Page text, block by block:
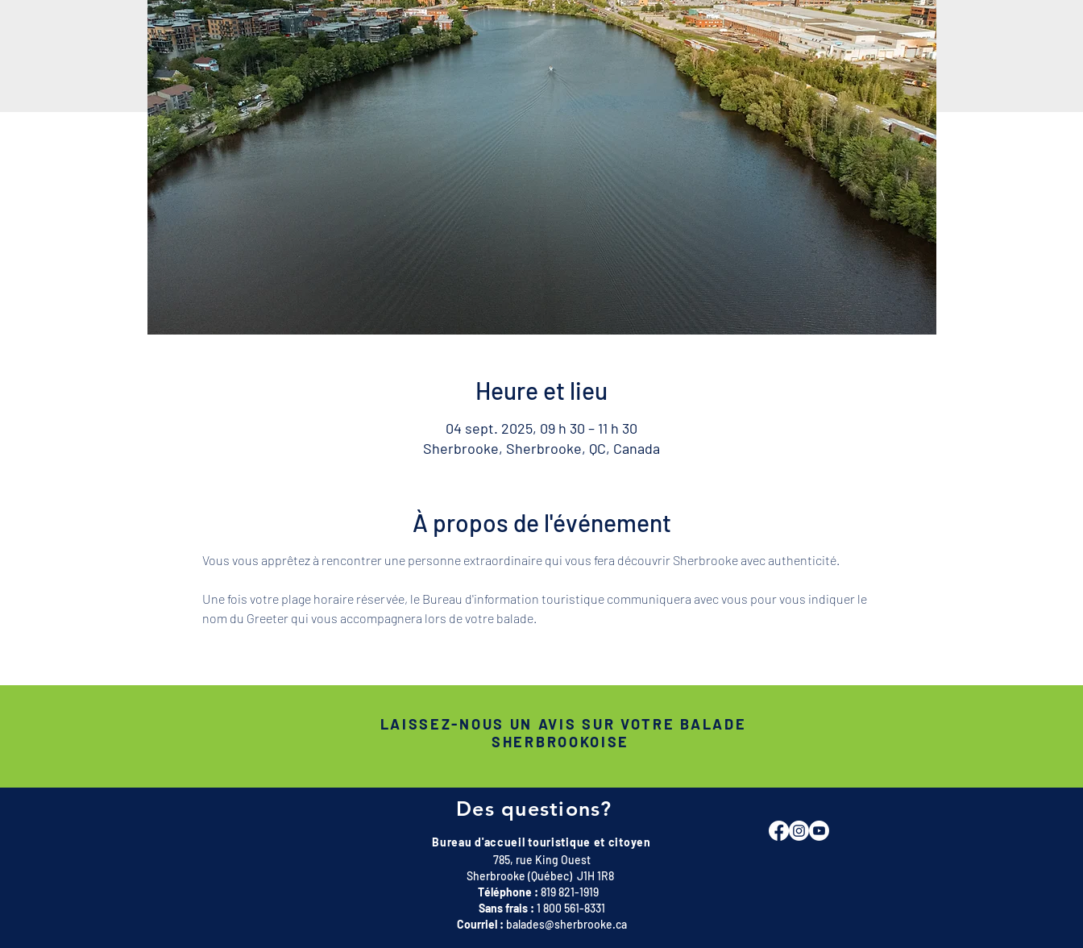
Heure et lieu
04 sept. 2025, 09 h 30 – 11 h 30
Sherbrooke, Sherbrooke, QC, Canada
À propos de l'événement
Vous vous apprêtez à rencontrer une personne extraordinaire qui vous fera découvrir Sherbrooke avec authenticité.
Une fois votre plage horaire réservée, le Bureau d'information touristique communiquera avec vous pour vous indiquer le
nom du Greeter qui vous accompagnera lors de votre balade.
Des questions?
Bureau d'accueil touristique et citoyen
785, rue King Ouest
Sherbrooke (Québec) J1H 1R8
Téléphone : 819 821-1919
Sans frais : 1 800 561-8331
Courriel : balades@sherbrooke.ca
LAISSEZ-NOUS UN AVIS SUR VOTRE BALADE
SHERBROOKOISE